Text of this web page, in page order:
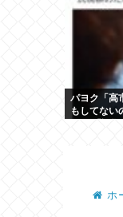
パヨク「高
もしてない
ホ